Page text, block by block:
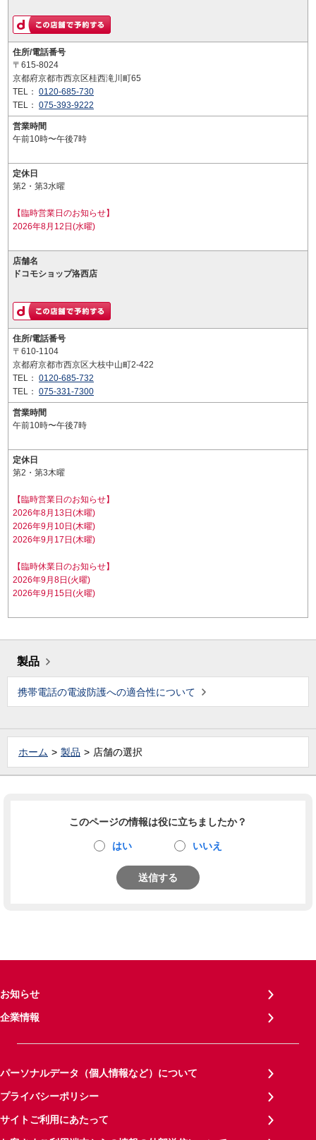
住所/電話番号
〒615-8024
京都府京都市西京区桂西滝川町65
TEL： 0120-685-730
TEL： 075-393-9222
営業時間
午前10時〜午後7時
定休日
第2・第3水曜
【臨時営業日のお知らせ】
2026年8月12日(水曜)
店舗名
ドコモショップ洛西店
住所/電話番号
〒610-1104
京都府京都市西京区大枝中山町2-422
TEL： 0120-685-732
TEL： 075-331-7300
営業時間
午前10時〜午後7時
定休日
第2・第3木曜
【臨時営業日のお知らせ】
2026年8月13日(木曜)
2026年9月10日(木曜)
2026年9月17日(木曜)
【臨時休業日のお知らせ】
2026年9月8日(火曜)
2026年9月15日(火曜)
製品
携帯電話の電波防護への適合性について
ホーム 製品 店舗の選択
このページの情報は役に立ちましたか？
はい いいえ
送信する
お知らせ
企業情報
パーソナルデータ（個人情報など）について
プライバシーポリシー
サイトご利用にあたって